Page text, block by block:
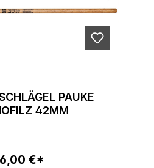
PAUKE
42MM
Preis:
€*